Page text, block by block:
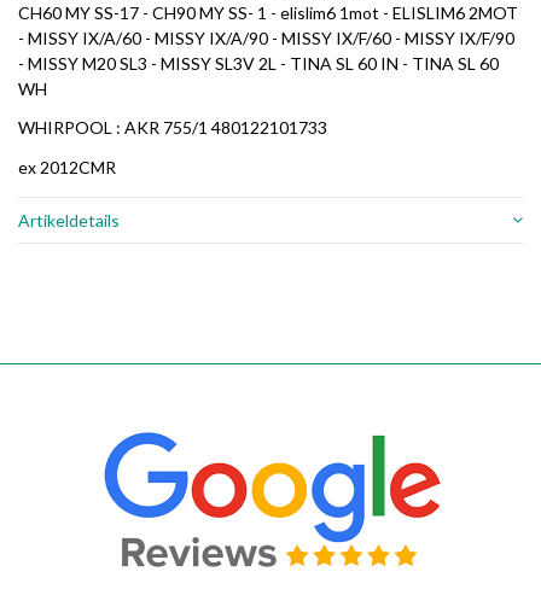
CH60 MY SS-17 - CH90 MY SS- 1 - elislim6 1mot - ELISLIM6 2MOT
- MISSY IX/A/60 - MISSY IX/A/90 - MISSY IX/F/60 - MISSY IX/F/90
- MISSY M20 SL3 - MISSY SL3V 2L - TINA SL 60 IN - TINA SL 60
WH
WHIRPOOL : AKR 755/1 480122101733
ex 2012CMR
Artikeldetails